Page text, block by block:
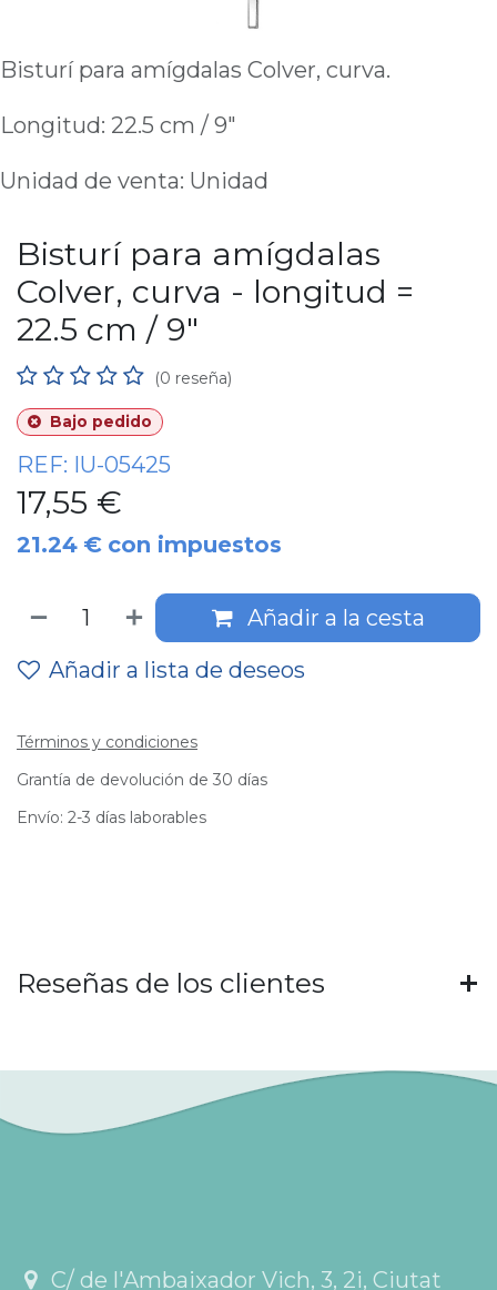
Bisturí para amígdalas Colver, curva.
Longitud: 22.5 cm / 9"
Unidad de venta: Unidad
Bisturí para amígdalas
Colver, curva - longitud =
22.5 cm / 9"
(0 reseña)
Bajo pedido
REF: IU-05425
17,55 €
21.24 € con impuestos
Añadir a la cesta
Añadir a lista de deseos
Términos y condiciones
Grantía de devolución de 30 días
Envío: 2-3 días laborables
Reseñas de los clientes
C/ de l'Ambaixador Vich, 3, 2i, Ciutat